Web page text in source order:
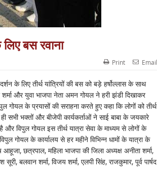
बस रवाना
Print Email
के लिए तीर्थ यांत्रियों की बस को बड़े हर्षोल्लास के साथ
शर्मा और युवा भाजपा नेता अमन गोयल ने हरी झंडी दिखाकर
गोयल के प्रयासों की सराहना करते हुए कहा कि लोगों को तीर्थ
सभी भक्तों और बीजेपी कार्यकर्ताओं ने साई बाबा के जयकारे
विपुल गोयल इस तीर्थ यात्रा सेवा के माध्यम से लोगों के
गोयल के कार्यालय से हर महीने विभिन्न धामों के यात्रा के
छत्रपाल, महिला भाजपा की जिला अध्यक्ष अनीता शर्मा,
बलवान शर्मा, विजय शर्मा, एलपी सिंह, राजकुमार, पूर्व पार्षद